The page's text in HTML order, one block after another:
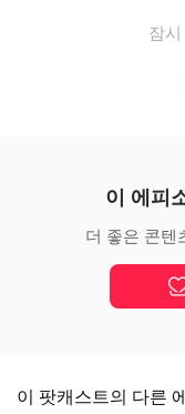
잠
이 에피
더 좋은 콘텐
이 팟캐스트의 다른